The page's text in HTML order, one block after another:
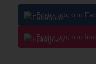
Βρείτε μας στο
Βρείτε μας στο